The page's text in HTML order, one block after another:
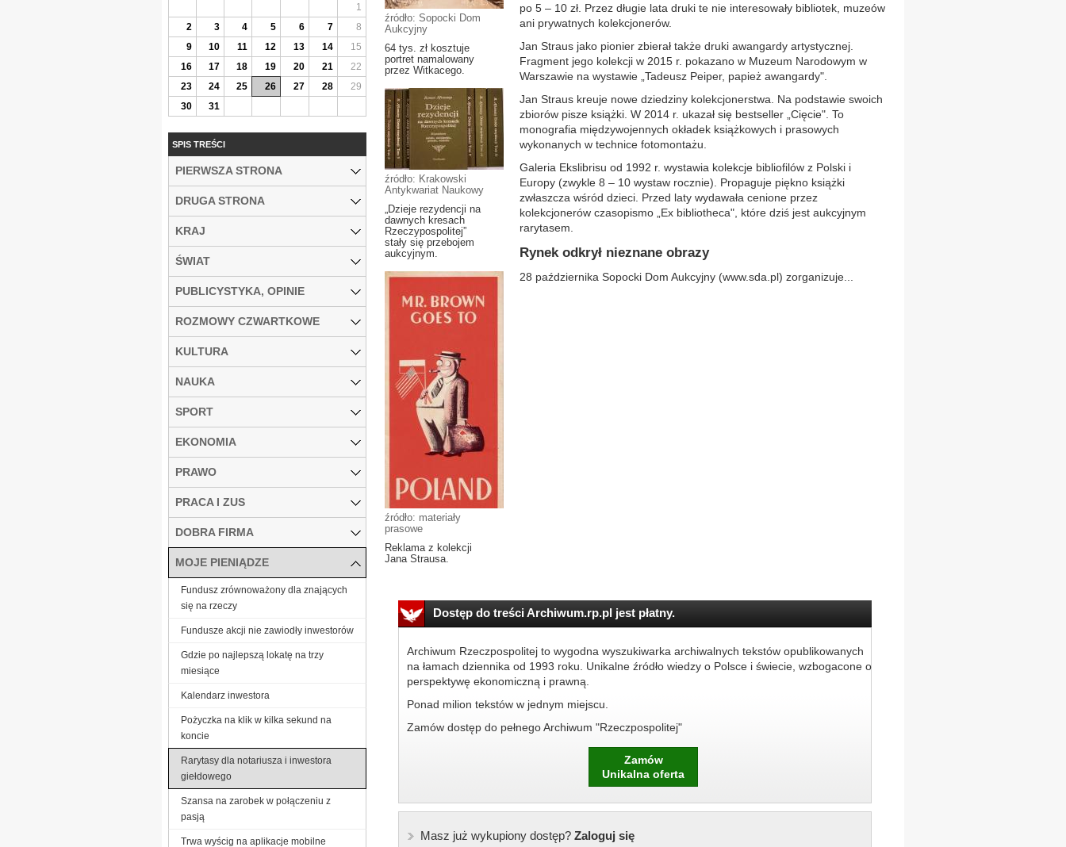
źródło: Sopocki Dom
Aukcyjny
64 tys. zł kosztuje
portret namalowany
przez Witkacego.
źródło: Krakowski
Antykwariat Naukowy
„Dzieje rezydencji na
dawnych kresach
Rzeczypospolitej”
stały się przebojem
aukcyjnym.
źródło: materiały
prasowe
Reklama z kolekcji
Jana Strausa.
po 5 – 10 zł. Przez długie lata druki te nie interesowały bibliotek, muzeów
ani prywatnych kolekcjonerów.
Jan Straus jako pionier zbierał także druki awangardy artystycznej.
Fragment jego kolekcji w 2015 r. pokazano w Muzeum Narodowym w
Warszawie na wystawie „Tadeusz Peiper, papież awangardy".
Jan Straus kreuje nowe dziedziny kolekcjonerstwa. Na podstawie swoich
zbiorów pisze książki. W 2014 r. ukazał się bestseller „Cięcie". To
monografia międzywojennych okładek książkowych i prasowych
wykonanych w technice fotomontażu.
Galeria Ekslibrisu od 1992 r. wystawia kolekcje bibliofilów z Polski i
Europy (zwykle 8 – 10 wystaw rocznie). Propaguje piękno książki
zwłaszcza wśród dzieci. Przed laty wydawała cenione przez
kolekcjonerów czasopismo „Ex bibliotheca", które dziś jest aukcyjnym
rarytasem.
Rynek odkrył nieznane obrazy
28 października Sopocki Dom Aukcyjny (www.sda.pl) zorganizuje...
Dostęp do treści Archiwum.rp.pl jest płatny.
Archiwum Rzeczpospolitej to wygodna wyszukiwarka archiwalnych tekstów opublikowanych
na łamach dziennika od 1993 roku. Unikalne źródło wiedzy o Polsce i świecie, wzbogacone o
perspektywę ekonomiczną i prawną.
Ponad milion tekstów w jednym miejscu.
Zamów dostęp do pełnego Archiwum "Rzeczpospolitej"
Zamów
Unikalna oferta
Masz już wykupiony dostęp?Zaloguj się
1
2
3 4 5 6 7
8
9
10 11 12 13 14
15
16
17 18 19 20 21
22
23
24 25 26 27 28
29
30
31
SPIS TREŚCI
PIERWSZA STRONA
DRUGA STRONA
KRAJ
ŚWIAT
PUBLICYSTYKA, OPINIE
ROZMOWY CZWARTKOWE
KULTURA
NAUKA
SPORT
EKONOMIA
PRAWO
PRACA I ZUS
DOBRA FIRMA
MOJE PIENIĄDZE
Fundusz zrównoważony dla znających
się na rzeczy
Fundusze akcji nie zawiodły inwestorów
Gdzie po najlepszą lokatę na trzy
miesiące
Kalendarz inwestora
Pożyczka na klik w kilka sekund na
koncie
Rarytasy dla notariusza i inwestora
giełdowego
Szansa na zarobek w połączeniu z
pasją
Trwa wyścig na aplikacje mobilne